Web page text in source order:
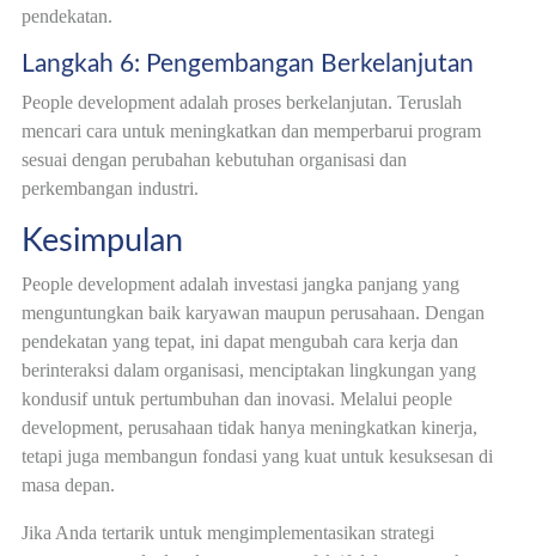
pendekatan.
Langkah 6: Pengembangan Berkelanjutan
People development adalah proses berkelanjutan. Teruslah
mencari cara untuk meningkatkan dan memperbarui program
sesuai dengan perubahan kebutuhan organisasi dan
perkembangan industri.
Kesimpulan
People development adalah investasi jangka panjang yang
menguntungkan baik karyawan maupun perusahaan. Dengan
pendekatan yang tepat, ini dapat mengubah cara kerja dan
berinteraksi dalam organisasi, menciptakan lingkungan yang
kondusif untuk pertumbuhan dan inovasi. Melalui people
development, perusahaan tidak hanya meningkatkan kinerja,
tetapi juga membangun fondasi yang kuat untuk kesuksesan di
masa depan.
Jika Anda tertarik untuk mengimplementasikan strategi